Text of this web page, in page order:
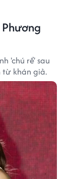
'chú rể' sau
từ khán giả.